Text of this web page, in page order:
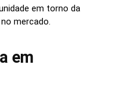
em torno da
mercado.
em